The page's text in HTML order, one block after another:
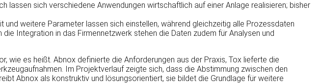
lassen sich verschiedene Anwendungen wirtschaftlich auf einer Anlage realisieren; bisher
weitere Parameter lassen sich einstellen, während gleichzeitig alle Prozessdaten
Integration in das Firmennetzwerk stehen die Daten zudem für Analysen und
wie es heißt. Abnox definierte die Anforderungen aus der Praxis, Tox lieferte die
Im Projektverlauf zeigte sich, dass die Abstimmung zwischen den
Abnox als konstruktiv und lösungsorientiert, sie bildet die Grundlage für weitere